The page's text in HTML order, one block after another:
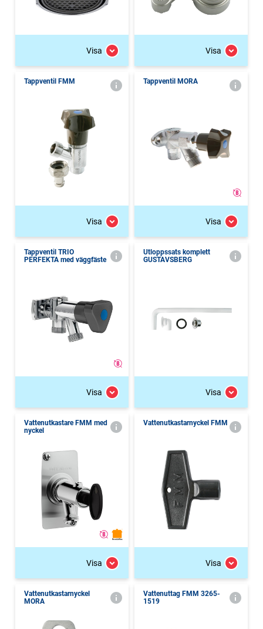
Visa Visa
Tappventil FMM
Visa
Tappventil MORA
Visa
Tappventil TRIO
PERFEKTA med väggfäste
Visa
Utloppssats komplett
GUSTAVSBERG
Visa
Vattenutkastare FMM med
nyckel
Visa
Vattenutkastarnyckel FMM
Visa
Vattenutkastarnyckel
MORA
Vattenuttag FMM 3265-
1519